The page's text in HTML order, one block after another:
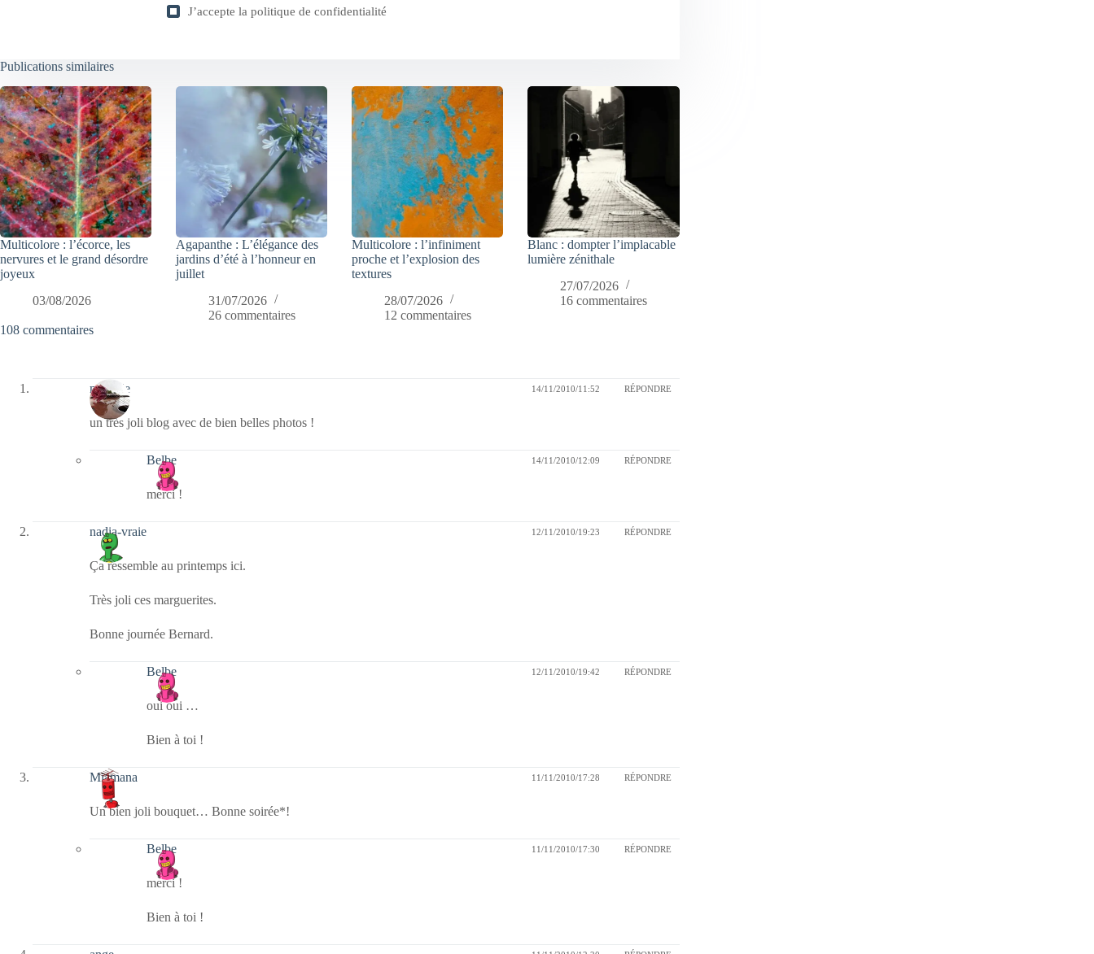
J’accepte la politique de confidentialité
Publications similaires
Multicolore : l’écorce, les
nervures et le grand désordre
joyeux
03/08/2026
Agapanthe : L’élégance des
jardins d’été à l’honneur en
juillet
31/07/2026
26 commentaires
Multicolore : l’infiniment
proche et l’explosion des
textures
28/07/2026
12 commentaires
Blanc : dompter l’implacable
lumière zénithale
27/07/2026
16 commentaires
108 commentaires
melodie 14/11/2010/11:52 RÉPONDRE
un très joli blog avec de bien belles photos !
Belbe 14/11/2010/12:09 RÉPONDRE
merci !
nadia-vraie 12/11/2010/19:23 RÉPONDRE
Ça ressemble au printemps ici.
Très joli ces marguerites.
Bonne journée Bernard.
Belbe 12/11/2010/19:42 RÉPONDRE
oui oui …
Bien à toi !
Miamana 11/11/2010/17:28 RÉPONDRE
Un bien joli bouquet… Bonne soirée*!
Belbe 11/11/2010/17:30 RÉPONDRE
merci !
Bien à toi !